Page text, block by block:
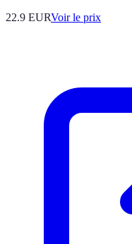
22.9 EURVoir le prix